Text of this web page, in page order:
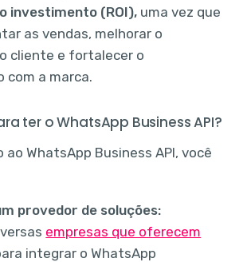
investimento (ROI),uma vez que
as vendas, melhorar o
cliente e fortalecer o
com a marca.
ter o WhatsApp Business API?
ao WhatsApp Business API, você
provedor de soluções:
empresas que oferecem
integrar o WhatsApp